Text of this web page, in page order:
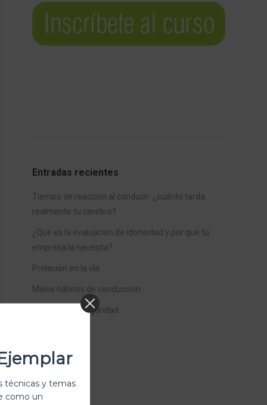
Entradas recientes
Tiempo de reacción al conducir: ¿cuánto tarda
realmente tu cerebro?
¿Qué es la evaluación de idoneidad y por qué tu
empresa la necesita?
Prelación en la vía
Malos hábitos de conducción
Distancia de Seguridad
técnicas y temas
como un